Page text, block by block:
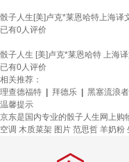
骰子人生[美]卢克*莱恩哈特上海译
已有0人评价
骰子人生 [美]卢克*莱恩哈特 上海
已有0人评价
相关推荐：
理查德福特
拜德乐 黑塞流浪
温馨提示
京东是国内专业的骰子人生网上购
空调 木质菜架 图片 范思哲 羊奶粉